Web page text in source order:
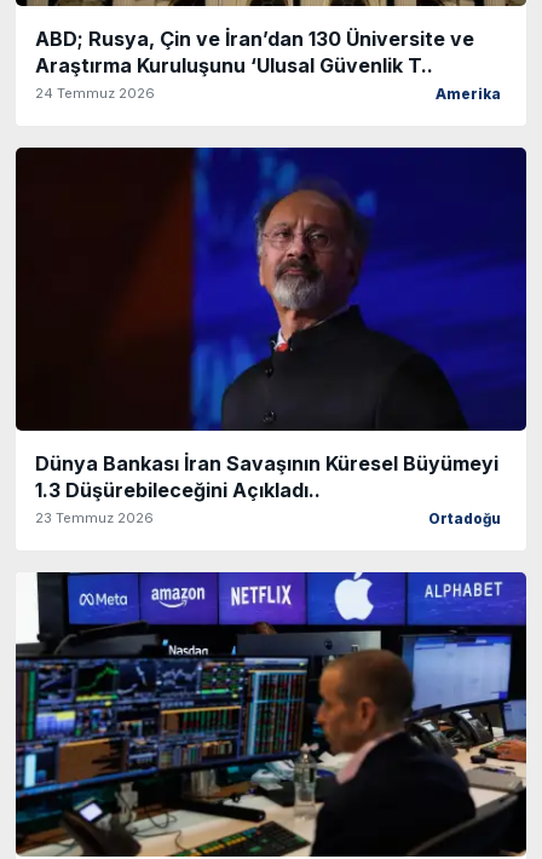
ABD; Rusya, Çin ve İran’dan 130 Üniversite ve
Araştırma Kuruluşunu ‘Ulusal Güvenlik T..
24 Temmuz 2026 Amerika
Dünya Bankası İran Savaşının Küresel Büyümeyi
1.3 Düşürebileceğini Açıkladı..
23 Temmuz 2026 Ortadoğu